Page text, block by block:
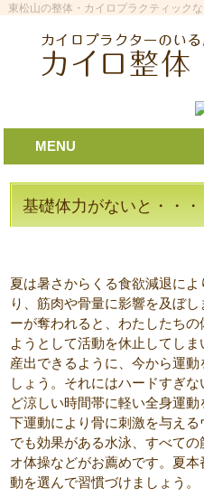
東松山の整体・カイロプラクティック
MENU
基礎体力がないと・・・
夏は暑さからくる食欲減退に
り、筋肉や骨量に影響を及ぼ
ーが奪われると、わたしたち
ようとして活動を休止してし
産出できるように、今から運
しょう。それにはハードすぎ
ど涼しい時間帯に軽い全身運
下運動により骨に刺激を与え
でも効果がある水泳、すべて
オ体操などがお薦めです。夏
動を選んで習慣づけましょう。